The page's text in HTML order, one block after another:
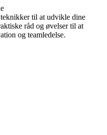
til at udvikle dine
råd og øvelser til at
og teamledelse.